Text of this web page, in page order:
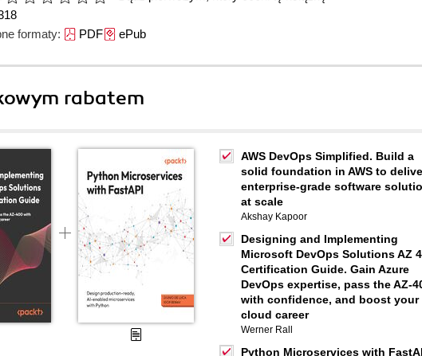
formaty: PDFePub
rabatem
AWS DevOps Simplified. Build a
solid foundation in AWS to
enterprise-grade software
at scale
Akshay Kapoor
Designing and Implementing
Microsoft DevOps Solutions AZ
Certification Guide. Gain Azure
DevOps expertise, pass the AZ-
with confidence, and boost your
cloud career
Werner Rall
Python Microservices with